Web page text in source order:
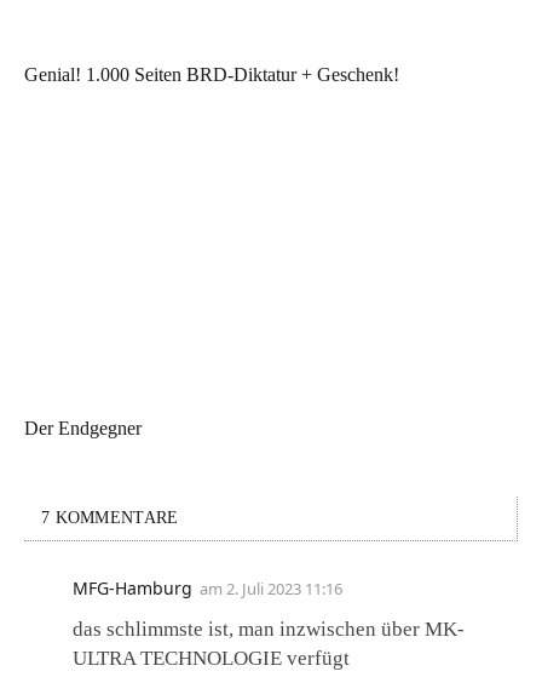
Genial! 1.000 Seiten BRD-Diktatur + Geschenk!
Der Endgegner
7 KOMMENTARE
MFG-Hamburg am 2. Juli 2023 11:16
das schlimmste ist, man inzwischen über MK-
ULTRA TECHNOLOGIE verfügt